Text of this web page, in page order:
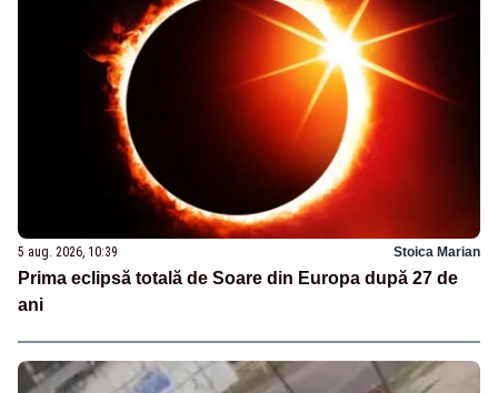
5 aug. 2026, 10:39 Stoica Marian
Prima eclipsă totală de Soare din Europa după 27 de
ani